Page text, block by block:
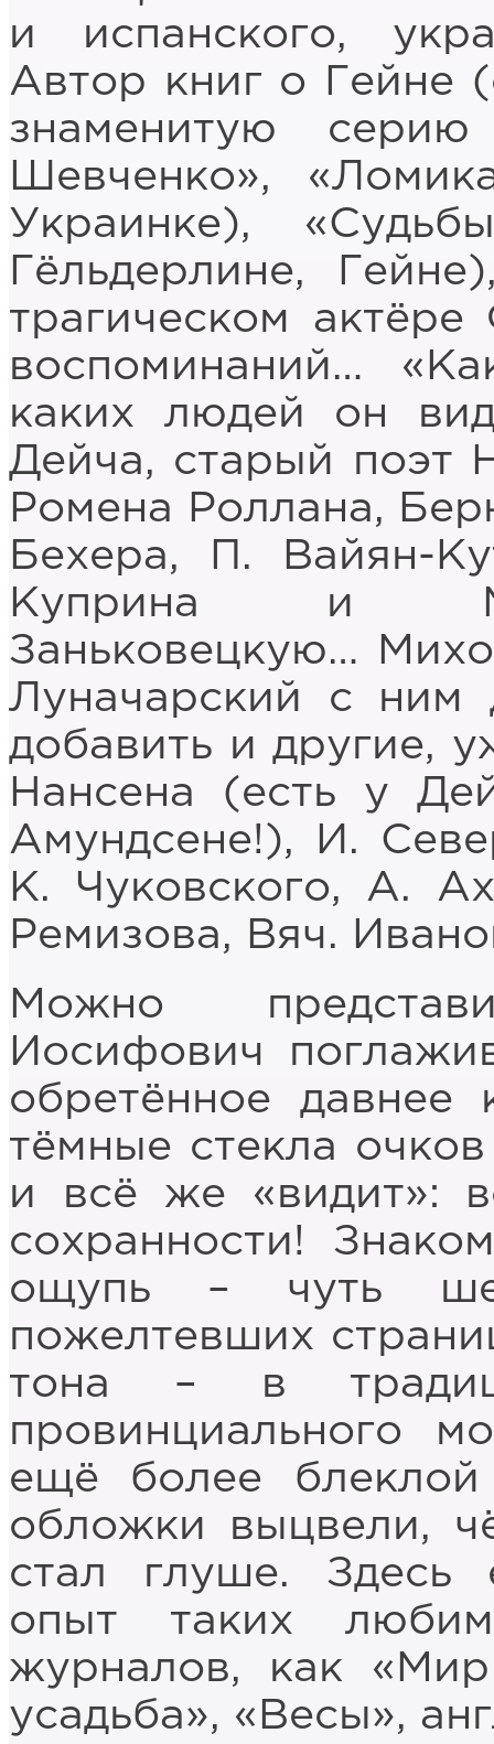
и испанского,
Автор книг о Гейне
знаменитую
Шевченко»,
Украинке),
Гёльдерлине,
трагическом
воспоминаний…
каких людей он
Дейча, старый поэт
Ромена Роллана,
Бехера, П. Вайян-
Куприна и
Заньковецкую…
Луначарский с
добавить и другие,
Нансена (есть у
Амундсене!), И.
К. Чуковского, А.
Ремизова, Вяч.
Можно
Иосифович
обретённое давнее
тёмные стекла
и всё же «видит»:
сохранности!
ощупь – чуть
пожелтевших
тона – в
провинциального
ещё более блеклой
обложки выцвели,
стал глуше. Здесь
опыт таких
журналов, как
усадьба», «Весы»,